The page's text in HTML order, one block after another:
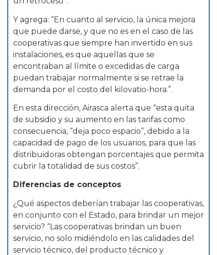
Y agrega: “En cuanto al servicio, la única mejora
que puede darse, y que no es en el caso de las
cooperativas que siempre han invertido en sus
instalaciones, es que aquellas que se
encontraban al límite o excedidas de carga
puedan trabajar normalmente si se retrae la
demanda por el costo del kilovatio-hora.”.
En esta dirección, Airasca alerta que “esta quita
de subsidio y su aumento en las tarifas como
consecuencia, “deja poco espacio”, debido a la
capacidad de pago de los usuarios, para que las
distribuidoras obtengan porcentajes que permita
cubrir la totalidad de sus costos”.
Diferencias de conceptos
¿Qué aspectos deberían trabajar las cooperativas,
en conjunto con el Estado, para brindar un mejor
servicio? “Las cooperativas brindan un buen
servicio, no solo midiéndolo en las calidades del
servicio técnico, del producto técnico y